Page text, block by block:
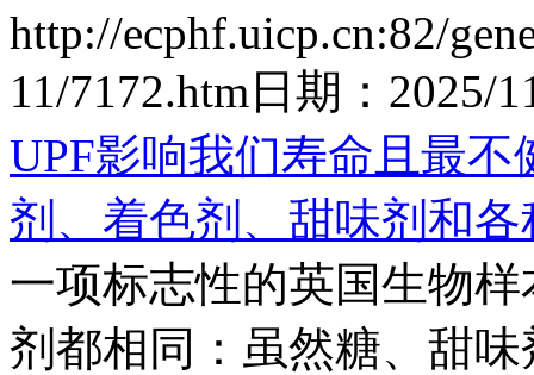
http://ecphf.uicp.cn:82/
11/7172.htm 日期： 2025/
UPF影响我们寿命且最
剂、着色剂、甜味剂和各
一项标志性的英国生物
剂都相同：虽然糖、甜